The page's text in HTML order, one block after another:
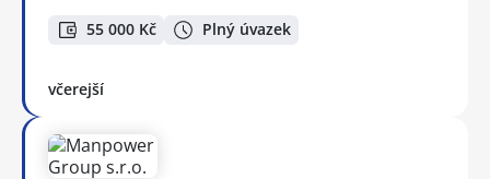
55 000 Kč Plný úvazek
včerejší